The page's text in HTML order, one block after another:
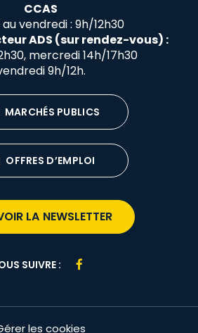
CCAS
au vendredi : 9h/12h30
ADS (sur rendez-vous) :
mercredi 14h/17h30
9h/12h.
MARCHÉS PUBLICS
OFFRES D’EMPLOI
LA NEWSLETTER
SUIVRE :
les cookies